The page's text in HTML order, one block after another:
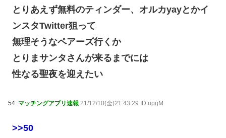
とりあえず無料のティンダー、オルカyayとかイ
ンスタTwitter狙って
無理そうなペアーズ行くか
とりまサンタさんが来るまでには
性なる聖夜を迎えたい
54: マッチングアプリ速報 21/12/10(金)21:43:29 ID:upgM
>>50